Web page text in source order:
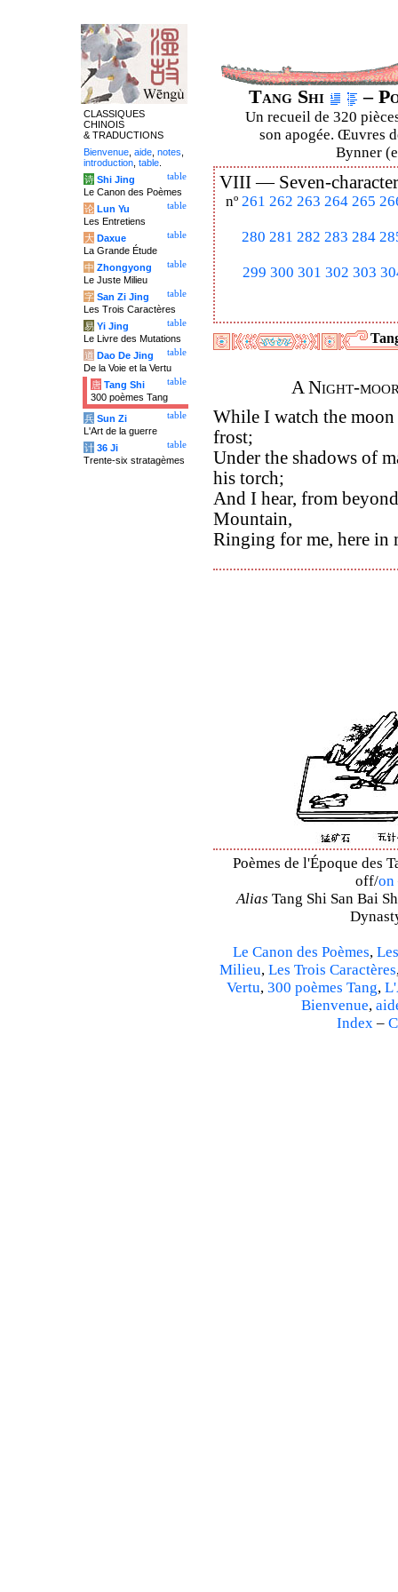
Tang Shi –
Un recueil de 320
son apogée. Œuvres
Bynner
VIII — Seven-
nº 261 262 263 264 265
280 281 282 283 284
299 300 301 302 303
A Night-
While I watch the
frost;
Under the shadows of
his torch;
And I hear, from
Mountain,
Ringing for me, here in
Poèmes de l'Époque des
off/on
Alias Tang Shi San Bai
Le Canon des Poèmes,
Milieu, Les Trois Caractères
Vertu, 300 poèmes Tang,
Bienvenue,
Index–
CLASSIQUES
CHINOIS
& TRADUCTIONS
Bienvenue aide notes
introduction table
table
诗 Shi Jing
Le Canon des Poèmes
table
论 Lun Yu
Les Entretiens
table
大 Daxue
La Grande Étude
table
中 Zhongyong
Le Juste Milieu
table
字 San Zi Jing
Les Trois Caractères
table
易 Yi Jing
Le Livre des Mutations
table
道 Dao De Jing
De la Voie et la Vertu
table
唐 Tang Shi
300 poèmes Tang
table
兵 Sun Zi
L'Art de la guerre
table
计 36 Ji
Trente-six stratagèmes